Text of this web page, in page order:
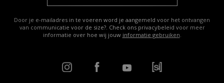
Door je e-mailadres in te voeren word je aangemeld voor het ontvangen
van communicatie voor de size?. Check ons privacybeleid voor meer
informatie over hoe wij jouw informatie gebruiken